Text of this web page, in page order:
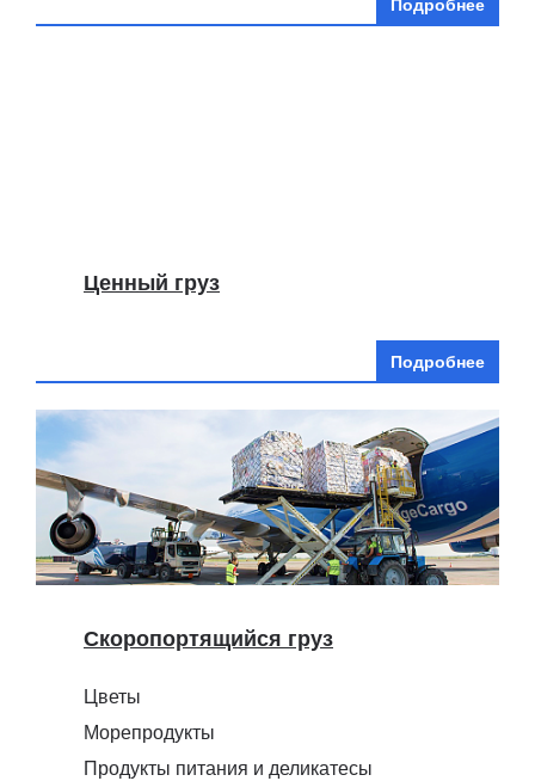
Подробнее
Ценный груз
Подробнее
Скоропортящийся груз
Цветы
Морепродукты
Продукты питания и деликатесы